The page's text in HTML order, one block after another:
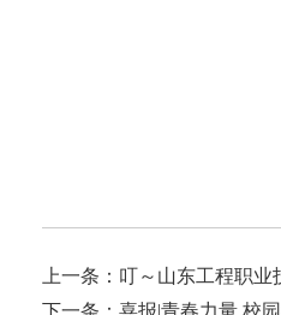
上一条： 叮～山东工程职业
下一条： 喜报|青春力量 校